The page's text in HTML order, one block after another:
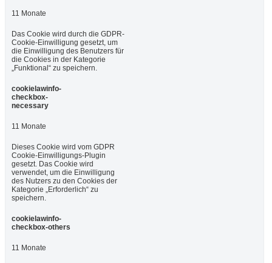
11 Monate
Das Cookie wird durch die GDPR-
Cookie-Einwilligung gesetzt, um
die Einwilligung des Benutzers für
die Cookies in der Kategorie
„Funktional“ zu speichern.
cookielawinfo-
checkbox-
necessary
11 Monate
Dieses Cookie wird vom GDPR
Cookie-Einwilligungs-Plugin
gesetzt. Das Cookie wird
verwendet, um die Einwilligung
des Nutzers zu den Cookies der
Kategorie „Erforderlich“ zu
speichern.
cookielawinfo-
checkbox-others
11 Monate